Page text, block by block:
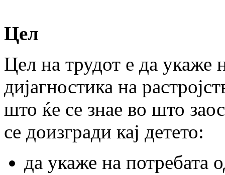
Цел
Цел на трудот е да укаже
дијагностика на
што ќе се знае во што
се доизгради кај детето:
да укаже на потребата